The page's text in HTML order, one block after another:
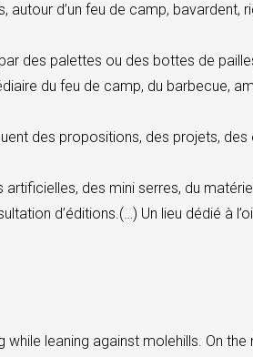
d’un feu de camp, bavardent,
des palettes ou des bottes de
du feu de camp, du barbecue,
des propositions, des projets,
des mini serres, du
d’éditions.(…) Un lieu dédié à
leaning against molehills. On